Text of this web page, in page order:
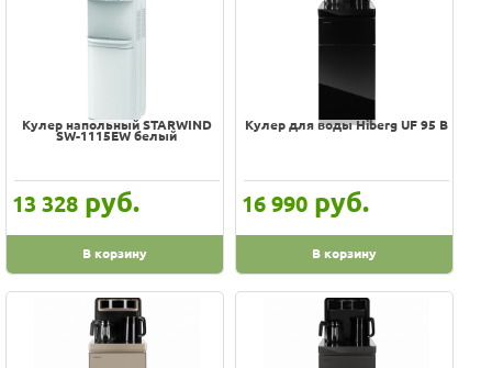
Кулер напольный STARWIND
SW-1115EW белый
13 328 руб.
В корзину
Кулер для воды Hiberg UF 95 B
16 990 руб.
В корзину